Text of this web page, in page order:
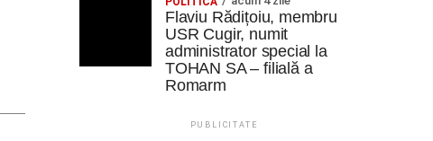
Flaviu Rădițoiu, membru
USR Cugir, numit
administrator special la
TOHAN SA – filială a
Romarm
PUBLICITATE